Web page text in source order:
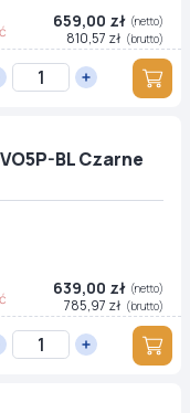
659,00 zł (netto)
810,57 zł (brutto)
BL Czarne
639,00 zł (netto)
785,97 zł (brutto)